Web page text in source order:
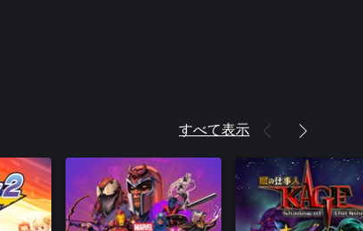
すべて表示